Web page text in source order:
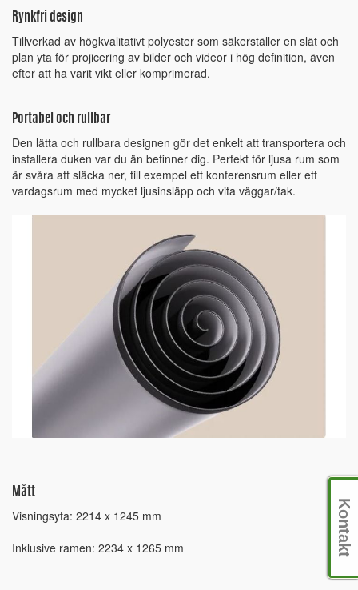
Rynkfri design
Tillverkad av högkvalitativt polyester som säkerställer en slät och
plan yta för projicering av bilder och videor i hög definition, även
efter att ha varit vikt eller komprimerad.
Portabel och rullbar
Den lätta och rullbara designen gör det enkelt att transportera och
installera duken var du än befinner dig. Perfekt för ljusa rum som
är svåra att släcka ner, till exempel ett konferensrum eller ett
vardagsrum med mycket ljusinsläpp och vita väggar/tak.
Mått
Visningsyta: 2214 x 1245 mm
Inklusive ramen: 2234 x 1265 mm
Kontakt